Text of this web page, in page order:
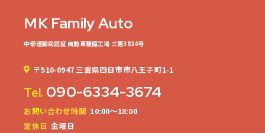
MK Family Auto
中部運輸局認証 自動車整備工場 三第3834号
〒510-0947 三重県四日市市八王子町1-1
Tel. 090-6334-3674
お問い合わせ時間 10:00～18:00
定休日 金曜日